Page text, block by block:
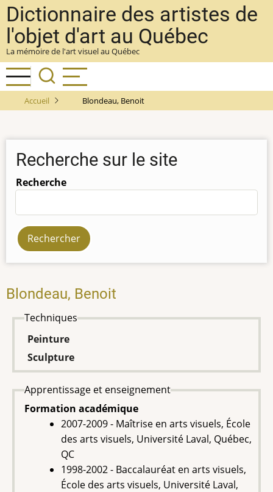
Aller
au
contenu
principal
Dictionnaire des artistes de
l'objet d'art au Québec
La mémoire de l'art visuel au Québec
Accueil Blondeau, Benoit
Recherche sur le site
Recherche
Blondeau, Benoit
Techniques
Peinture
Sculpture
Apprentissage et enseignement
Formation académique
2007-2009 - Maîtrise en arts visuels, École
des arts visuels, Université Laval, Québec,
QC
1998-2002 - Baccalauréat en arts visuels,
École des arts visuels, Université Laval,